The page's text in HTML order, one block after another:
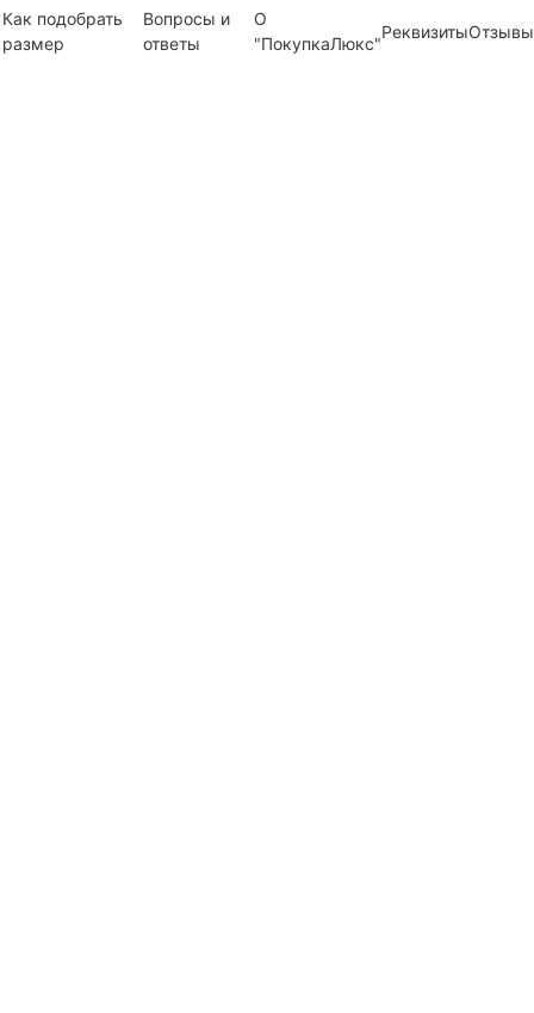
Как подобрать
размер
Вопросы и
ответы
О
"ПокупкаЛюкс"
РеквизитыОтзывы